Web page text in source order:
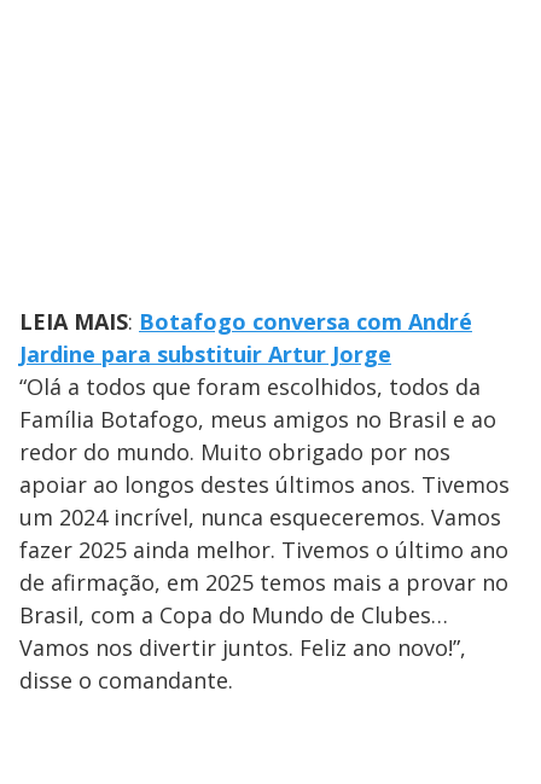
LEIA MAIS: Botafogo conversa com André
Jardine para substituir Artur Jorge
“Olá a todos que foram escolhidos, todos da
Família Botafogo, meus amigos no Brasil e ao
redor do mundo. Muito obrigado por nos
apoiar ao longos destes últimos anos. Tivemos
um 2024 incrível, nunca esqueceremos. Vamos
fazer 2025 ainda melhor. Tivemos o último ano
de afirmação, em 2025 temos mais a provar no
Brasil, com a Copa do Mundo de Clubes…
Vamos nos divertir juntos. Feliz ano novo!”,
disse o comandante.